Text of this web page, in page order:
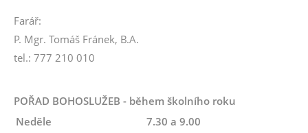
Farář:
P. Mgr. Tomáš Fránek, B.A.
tel.: 777 210 010
POŘAD BOHOSLUŽEB - během školního roku
Neděle
7.30 a 9.00